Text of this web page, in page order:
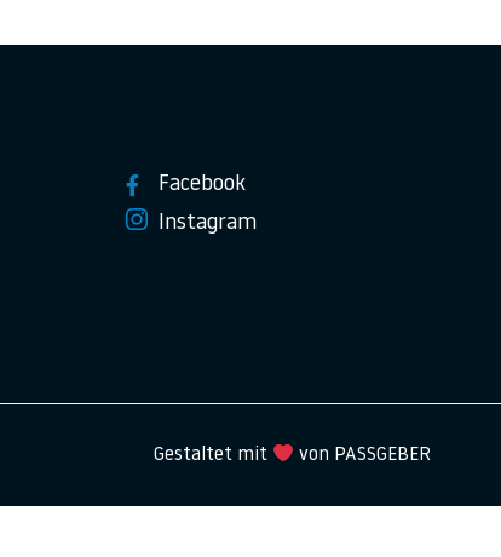
Facebook
Instagram
Gestaltet mit von PASSGEBER